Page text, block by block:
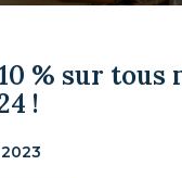
% sur tous
!